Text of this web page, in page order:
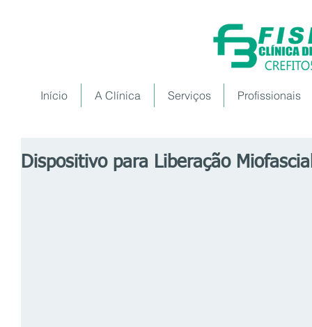
Início A Clínica Serviços Profissionais
Dispositivo para Liberação